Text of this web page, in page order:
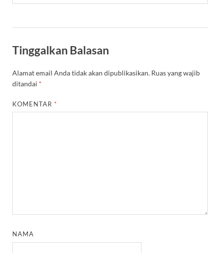
Tinggalkan Balasan
Alamat email Anda tidak akan dipublikasikan. Ruas yang wajib
ditandai *
KOMENTAR *
NAMA